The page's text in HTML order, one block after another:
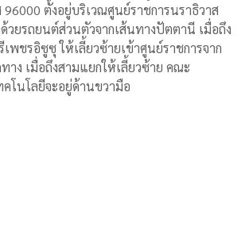
96000 ตั้งอยู่บริเวณศูนย์ราชการนราธิวาส
วยรถยนต์ส่วนตัวจากเส้นทางปัตตานี เมื่อถึง
พชรอิซูซุ ให้เลี้ยวซ้ายเข้าศูนย์ราชการจาก
ง เมื่อถึงสามแยกให้เลี้ยวซ้าย คณะ
โนโลยีจะอยู่ด้านขวามือ